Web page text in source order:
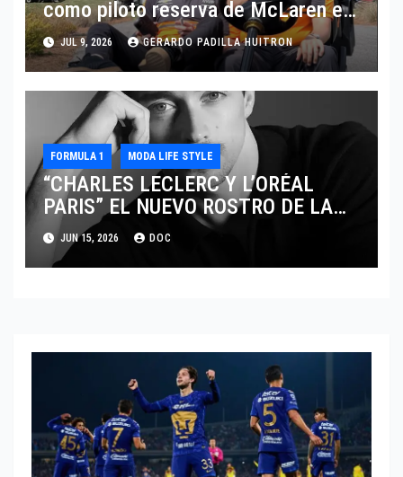
como piloto reserva de McLaren en
Fórmula 1
JUL 9, 2026 GERARDO PADILLA HUITRON
FORMULA 1 MODA LIFE STYLE
“CHARLES LECLERC Y L’ORÉAL
PARIS” EL NUEVO ROSTRO DE LA
EXCELENCIA Y LA MASCULINIDAD
MODERNA
JUN 15, 2026 DOC